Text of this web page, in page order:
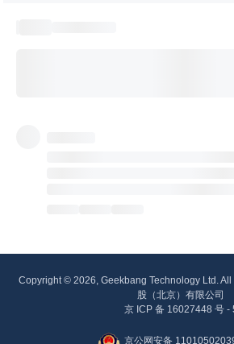
Copyright © 2026, Geekbang Technology Ltd.
股（北京）有限公司
京 ICP 备 16027448 号 -
京公网安备